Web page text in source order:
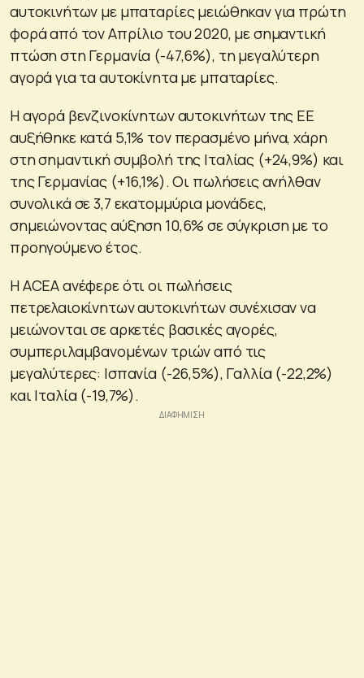
αυτοκινήτων με μπαταρίες μειώθηκαν για πρώτη
φορά από τον Απρίλιο του 2020, με σημαντική
πτώση στη Γερμανία (-47,6%), τη μεγαλύτερη
αγορά για τα αυτοκίνητα με μπαταρίες.
Η αγορά βενζινοκίνητων αυτοκινήτων της ΕΕ
αυξήθηκε κατά 5,1% τον περασμένο μήνα, χάρη
στη σημαντική συμβολή της Ιταλίας (+24,9%) και
της Γερμανίας (+16,1%). Οι πωλήσεις ανήλθαν
συνολικά σε 3,7 εκατομμύρια μονάδες,
σημειώνοντας αύξηση 10,6% σε σύγκριση με το
προηγούμενο έτος.
Η ACEA ανέφερε ότι οι πωλήσεις
πετρελαιοκίνητων αυτοκινήτων συνέχισαν να
μειώνονται σε αρκετές βασικές αγορές,
συμπεριλαμβανομένων τριών από τις
μεγαλύτερες: Ισπανία (-26,5%), Γαλλία (-22,2%)
και Ιταλία (-19,7%).